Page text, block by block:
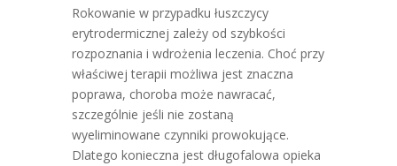
Rokowanie w przypadku łuszczycy
erytrodermicznej zależy od szybkości
rozpoznania i wdrożenia leczenia. Choć przy
właściwej terapii możliwa jest znaczna
poprawa, choroba może nawracać,
szczególnie jeśli nie zostaną
wyeliminowane czynniki prowokujące.
Dlatego konieczna jest długofalowa opieka